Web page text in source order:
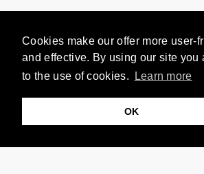
Cookies make our offer more user-
and effective. By using our site you
to the use of cookies.
Learn more
OK